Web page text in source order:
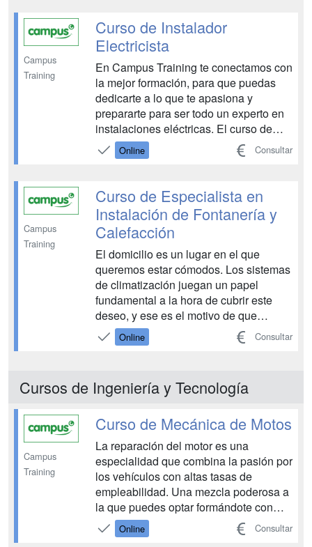
formarte en esta disciplina. En Campus
Training tenemos para ti un...
Campus
Training
Curso de Instalador
Electricista
En Campus Training te conectamos con
la mejor formación, para que puedas
dedicarte a lo que te apasiona y
prepararte para ser todo un experto en
instalaciones eléctricas. El curso de
Instalador Electricista te aportará
conocimientos técnicos para
la electricidad en todo tipo de
instalaciones. ¿Suena bien? ...
Online Consultar
Campus
Training
Curso de Especialista en
Instalación de Fontanería y
Calefacción
El domicilio es un lugar en el que
queremos estar cómodos. Los sistemas
de climatización juegan un papel
fundamental a la hora de cubrir este
deseo, y ese es el motivo de que
adquieran cada vez más presencia en
los hogares. Este curso de Especialista
oportunidades de esta ten...
Online Consultar
Cursos de Ingeniería y Tecnología
Campus
Training
Curso de Mecánica de Motos
La reparación del motor es una
especialidad que combina la pasión por
los vehículos con altas tasas de
empleabilidad. Una mezcla poderosa a
la que puedes optar formándote con
flexibilidad y con un enfoque práctico.
El Curso de Mecánica de Motos de
Online Consultar